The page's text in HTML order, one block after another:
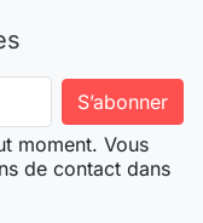
moment. Vous
de contact dans